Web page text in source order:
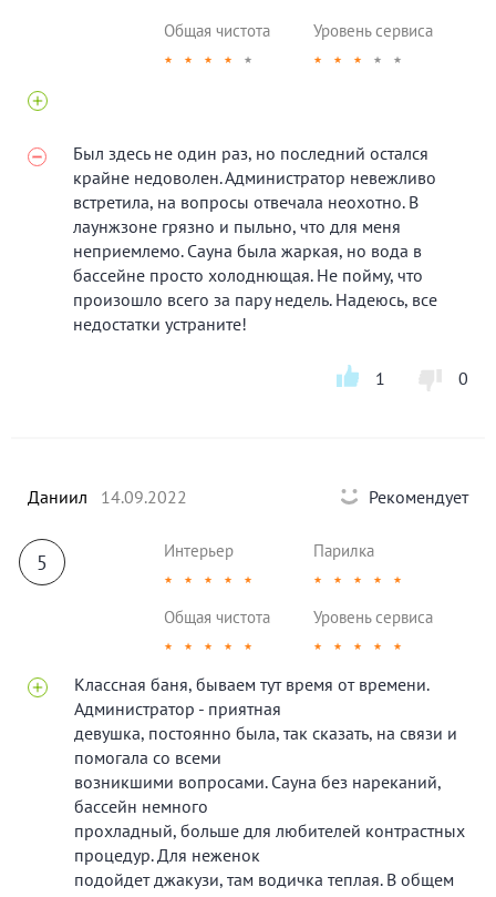
Общая чистота
★ ★ ★ ★ ★
Уровень сервиса
★ ★ ★ ★ ★
Был здесь не один раз, но последний остался
крайне недоволен. Администратор невежливо
встретила, на вопросы отвечала неохотно. В
лаунжзоне грязно и пыльно, что для меня
неприемлемо. Сауна была жаркая, но вода в
бассейне просто холоднющая. Не пойму, что
произошло всего за пару недель. Надеюсь, все
недостатки устраните!
1 0
Даниил 14.09.2022 Рекомендует
5 Интерьер
★ ★ ★ ★ ★
Парилка
★ ★ ★ ★ ★
Общая чистота
★ ★ ★ ★ ★
Уровень сервиса
★ ★ ★ ★ ★
Классная баня, бываем тут время от времени.
Администратор - приятная
девушка, постоянно была, так сказать, на связи и
помогала со всеми
возникшими вопросами. Сауна без нареканий,
бассейн немного
прохладный, больше для любителей контрастных
процедур. Для неженок
подойдет джакузи, там водичка теплая. В общем